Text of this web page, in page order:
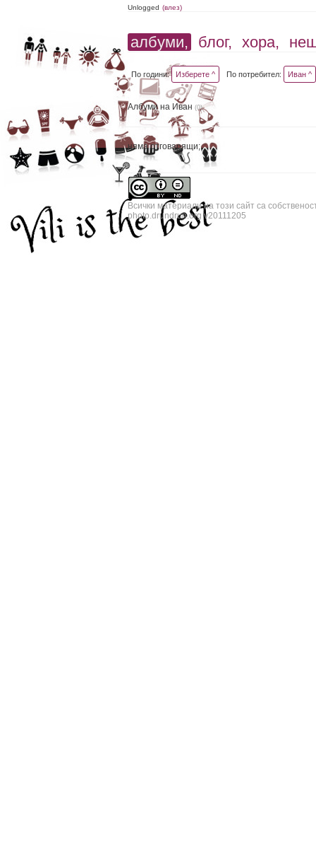
Unlogged (влез)
албуми, блог, хора,
По години: Изберете ^ По потребител: Иван ^
Албуми на Иван(0)
няма отговарящи;
Всички материали на този сайт са
photo.drundrun.org v20111205